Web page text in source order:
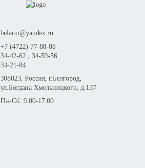
belarm@yandex.ru
+7 (4722) 77-88-88
34-42-62 , 34-59-56
34-21-84
308023, Россия, г.Белгород,
ул.Богдана Хмельницкого, д.137
Пн-Сб: 9.00-17.00